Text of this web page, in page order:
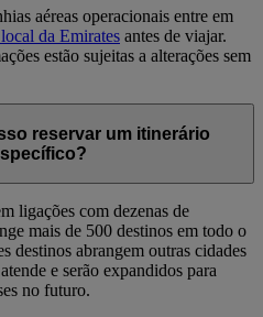
aéreas operacionais entre em
da Emirates antes de viajar.
estão sujeitas a alterações sem
reservar um itinerário
ligações com dezenas de
mais de 500 destinos em todo o
destinos abrangem outras cidades
e serão expandidos para
no futuro.